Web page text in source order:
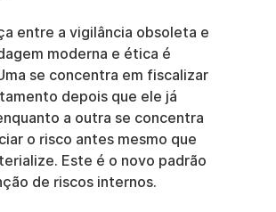
entre a vigilância obsoleta e
moderna e ética é
se concentra em fiscalizar
depois que ele já
a outra se concentra
o risco antes mesmo que
Este é o novo padrão
de riscos internos.